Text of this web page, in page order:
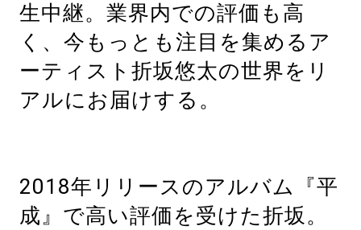
生中継。業界内での評価も高
く、今もっとも注目を集めるア
ーティスト折坂悠太の世界をリ
アルにお届けする。
2018年リリースのアルバム『平
成』で高い評価を受けた折坂。